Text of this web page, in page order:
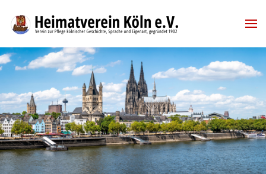
Skip to main content